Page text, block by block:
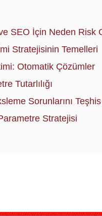
SEO İçin Neden Risk
Stratejisinin Temelleri
Otomatik Çözümler
Tutarlılığı
Sorunlarını
Stratejisi